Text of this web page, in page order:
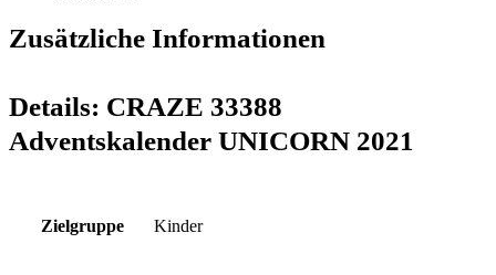
Zusätzliche Informationen
Details: CRAZE 33388
Adventskalender UNICORN 2021
Zielgruppe Kinder